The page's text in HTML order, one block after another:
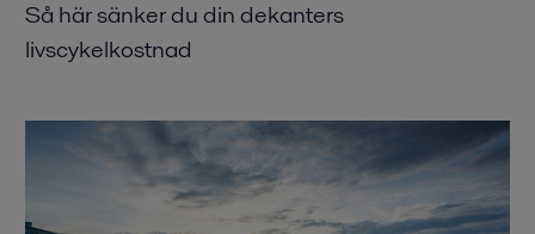
Så här sänker du din dekanters
livscykelkostnad